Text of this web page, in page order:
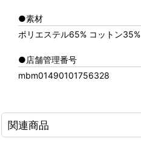
●素材
ポリエステル65% コットン35%
●店舗管理番号
mbm01490101756328
関連商品